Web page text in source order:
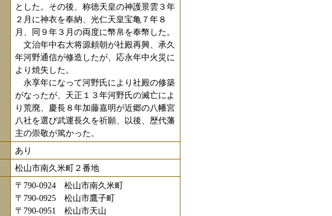
とした。その後、称徳天皇の神護景雲３年
２月に神衣を奉納、光仁天皇宝亀７年８
月、同９年３月の両度に幣帛を奉幣した。
文治年中右大将源頼朝が社殿再興、承久
年河野通信が修造したが、応永年中火災に
より焼失した。
永享年になって河野氏により社殿の修築
がなったが、天正１３年河野氏の滅亡によ
り荒廃、慶長８年加藤嘉明が近郷の八幡宮
八社を選び武運長久を祈願、以後、歴代藩
主の崇敬が篤かった。
あり
松山市南久米町２番地
〒790-0924 松山市南久米町
〒790-0925 松山市鷹子町
〒790-0951 松山市天山